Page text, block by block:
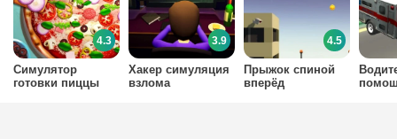
Прыжок спиной
вперёд
4.5
Симулятор
готовки пиццы
4.3
Хакер симуляция
взлома
3.9